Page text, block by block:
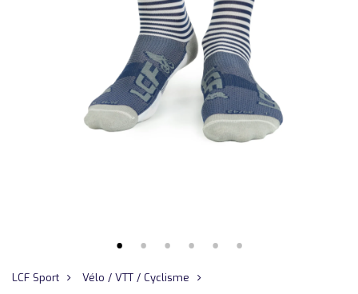
LCF Sport Vélo / VTT / Cyclisme